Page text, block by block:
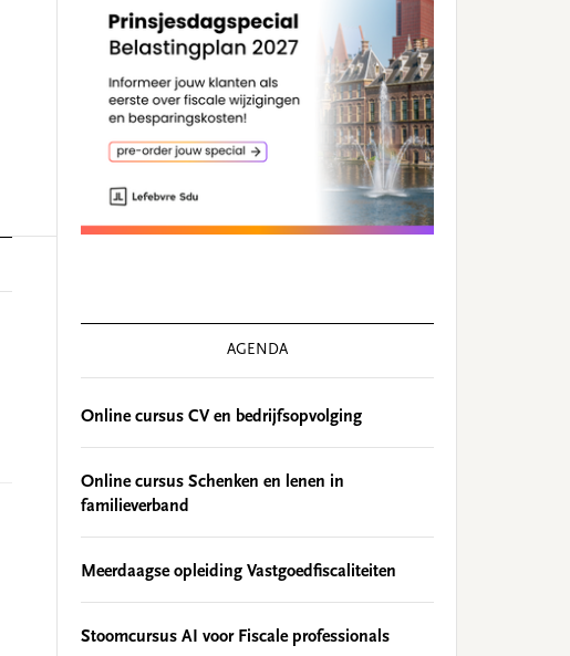
AGENDA
Online cursus CV en bedrijfsopvolging
Online cursus Schenken en lenen in
familieverband
Meerdaagse opleiding Vastgoedfiscaliteiten
Stoomcursus AI voor Fiscale professionals